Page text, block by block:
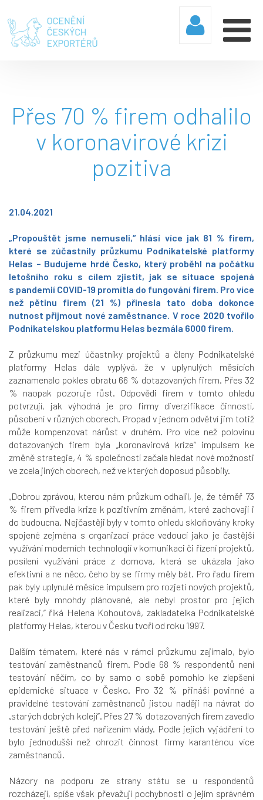
Přes 70 % firem odhalilo
v koronavirové krizi
pozitiva
21.04.2021
„Propouštět jsme nemuseli,“ hlásí více jak 81 % firem,
které se zúčastnily průzkumu Podnikatelské platformy
Helas – Budujeme hrdé Česko, který proběhl na počátku
letošního roku s cílem zjistit, jak se situace spojená
s pandemií COVID-19 promítla do fungování firem. Pro více
než pětinu firem (21 %) přinesla tato doba dokonce
nutnost přijmout nové zaměstnance. V roce 2020 tvořilo
Podnikatelskou platformu Helas bezmála 6000 firem.
Z průzkumu mezi účastníky projektů a členy Podnikatelské
platformy Helas dále vyplývá, že v uplynulých měsících
zaznamenalo pokles obratu 66 % dotazovaných firem. Přes 32
% naopak pozoruje růst. Odpovědi firem v tomto ohledu
potvrzují, jak výhodná je pro firmy diverzifikace činností,
působení v různých oborech. Propad v jednom odvětví jim totiž
může kompenzovat nárůst v druhém. Pro více než polovinu
dotazovaných firem byla „koronavirová krize“ impulsem ke
změně strategie, 4 % společností začala hledat nové možnosti
ve zcela jiných oborech, než ve kterých doposud působily.
„Dobrou zprávou, kterou nám průzkum odhalil, je, že téměř 73
% firem přivedla krize k pozitivním změnám, které zachovají i
do budoucna. Nejčastěji byly v tomto ohledu skloňovány kroky
spojené zejména s organizací práce vedoucí jako je častější
využívání moderních technologií v komunikaci či řízení projektů,
posílení využívání práce z domova, která se ukázala jako
efektivní a ne něco, čeho by se firmy měly bát. Pro řadu firem
pak byly uplynulé měsíce impulsem pro rozjetí nových projektů,
které byly mnohdy plánované, ale nebyl prostor pro jejich
realizaci,“ říká Helena Kohoutová, zakladatelka Podnikatelské
platformy Helas, kterou v Česku tvoří od roku 1997.
Dalším tématem, které nás v rámci průzkumu zajímalo, bylo
testování zaměstnanců firem. Podle 68 % respondentů není
testování něčím, co by samo o sobě pomohlo ke zlepšení
epidemické situace v Česko. Pro 32 % přináší povinné a
pravidelné testování zaměstnanců jistou naději na návrat do
„starých dobrých kolejí“. Přes 27 % dotazovaných firem zavedlo
testování ještě před nařízením vlády. Podle jejich vyjádření to
bylo jednodušší než ohrozit činnost firmy karanténou více
zaměstnanců.
Názory na podporu ze strany státu se u respondentů
rozcházejí, spíše však převažují pochybnosti o jejím správném